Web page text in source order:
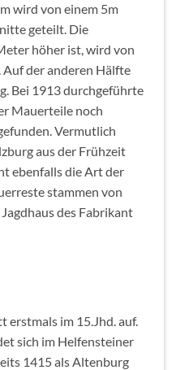
wird von einem 5m
geteilt. Die
höher ist, wird von
Auf der anderen Hälfte
Bei 1913 durchgeführte
Mauerteile noch
Vermutlich
aus der Frühzeit
ebenfalls die Art der
stammen von
des Fabrikant
im 15.Jhd. auf.
sich im Helfensteiner
1415 als Altenburg